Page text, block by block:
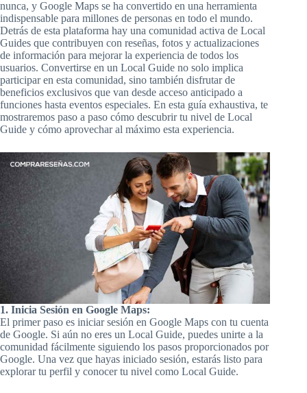
nunca, y Google Maps se ha convertido en una herramienta
indispensable para millones de personas en todo el mundo.
Detrás de esta plataforma hay una comunidad activa de Local
Guides que contribuyen con reseñas, fotos y actualizaciones
de información para mejorar la experiencia de todos los
usuarios. Convertirse en un Local Guide no solo implica
participar en esta comunidad, sino también disfrutar de
beneficios exclusivos que van desde acceso anticipado a
funciones hasta eventos especiales. En esta guía exhaustiva, te
mostraremos paso a paso cómo descubrir tu nivel de Local
Guide y cómo aprovechar al máximo esta experiencia.
1. Inicia Sesión en Google Maps:
El primer paso es iniciar sesión en Google Maps con tu cuenta
de Google. Si aún no eres un Local Guide, puedes unirte a la
comunidad fácilmente siguiendo los pasos proporcionados por
Google. Una vez que hayas iniciado sesión, estarás listo para
explorar tu perfil y conocer tu nivel como Local Guide.